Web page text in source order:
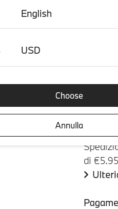
di €5.95
English
USD
Choose
Annulla